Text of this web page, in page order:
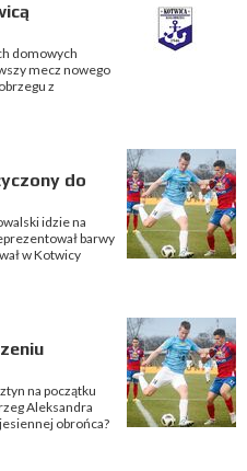
domowych
mecz nowego
z
do
idzie na
barwy
w Kotwicy
na początku
Aleksandra
obrońca?